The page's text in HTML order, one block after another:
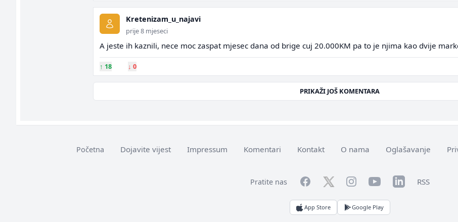
Kretenizam_u_najavi
prije 8 mjeseci
A jeste ih kaznili, nece moc zaspat mjesec dana od brige cuj 20.000KM pa to je njima kao dvije
↑ 18 ↓ 0
PRIKAŽI JOŠ KOMENTARA
Početna Dojavite vijest Impressum Komentari Kontakt O nama Oglašavanje
Pratite nas FacebookTwitterInstagramYouTubeLinkedInRSS
App Store Google Play